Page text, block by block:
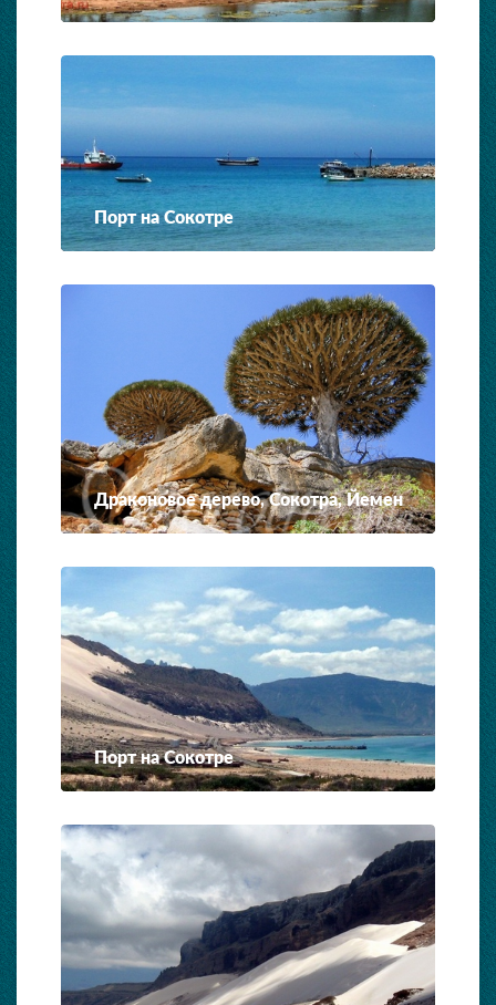
Порт на Сокотре
Драконовое дерево, Сокотра, Йемен
Порт на Сокотре